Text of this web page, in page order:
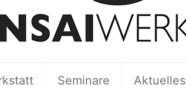
Seminare Aktuelles